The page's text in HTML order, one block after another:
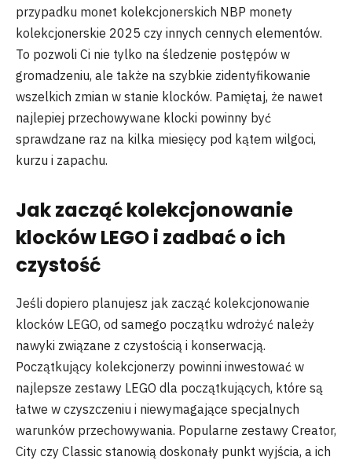
przypadku monet kolekcjonerskich NBP monety
kolekcjonerskie 2025 czy innych cennych elementów.
To pozwoli Ci nie tylko na śledzenie postępów w
gromadzeniu, ale także na szybkie zidentyfikowanie
wszelkich zmian w stanie klocków. Pamiętaj, że nawet
najlepiej przechowywane klocki powinny być
sprawdzane raz na kilka miesięcy pod kątem wilgoci,
kurzu i zapachu.
Jak zacząć kolekcjonowanie
klocków LEGO i zadbać o ich
czystość
Jeśli dopiero planujesz jak zacząć kolekcjonowanie
klocków LEGO, od samego początku wdrożyć należy
nawyki związane z czystością i konserwacją.
Początkujący kolekcjonerzy powinni inwestować w
najlepsze zestawy LEGO dla początkujących, które są
łatwe w czyszczeniu i niewymagające specjalnych
warunków przechowywania. Popularne zestawy Creator,
City czy Classic stanowią doskonały punkt wyjścia, a ich